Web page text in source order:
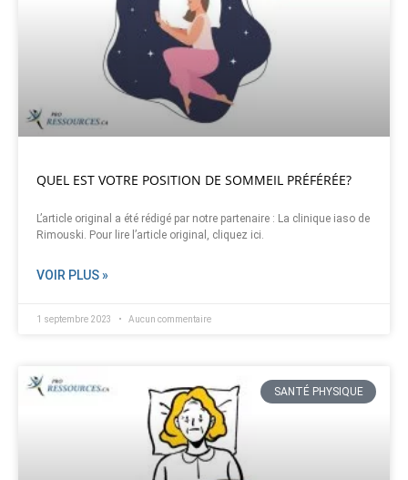
QUEL EST VOTRE POSITION DE SOMMEIL PRÉFÉRÉE?
L’article original a été rédigé par notre partenaire : La clinique iaso de
Rimouski. Pour lire l’article original, cliquez ici.
VOIR PLUS »
1 septembre 2023 Aucun commentaire
SANTÉ PHYSIQUE